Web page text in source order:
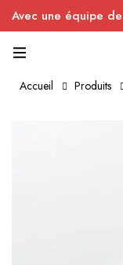
Avec une équipe
Accueil Produits